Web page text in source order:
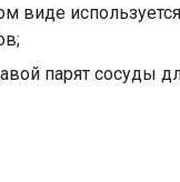
виде
парят сосуды